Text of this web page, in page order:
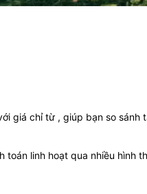
giá chỉ từ , giúp bạn so sánh
linh hoạt qua nhiều hình